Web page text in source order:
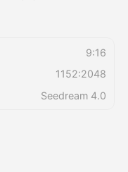
9:16
1152:2048
Seedream 4.0